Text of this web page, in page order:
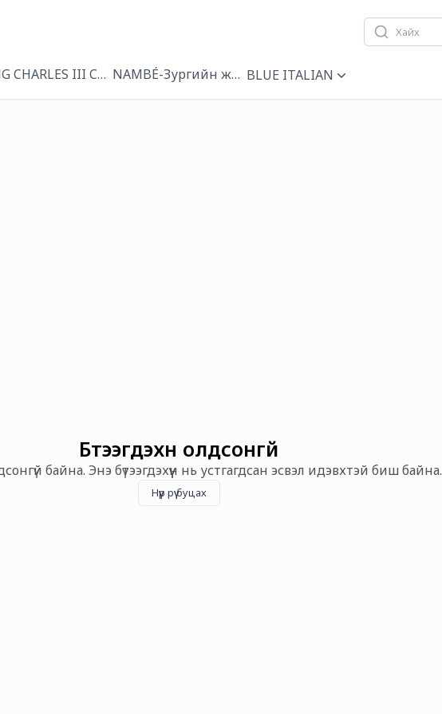
CHARLES III CORONATIONNAMBÉ-Зургийн жаазBLUE ITALIAN
Бүтээгдэхүүн олдсонгүй
байна. Энэ бүтээгдэхүүн нь устгагдсан эсвэл идэвхтэй биш байна.
Нүүр рүү буцах